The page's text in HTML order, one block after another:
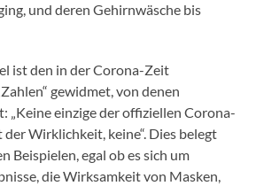
und deren Gehirnwäsche bis
ist den in der Corona-Zeit
gewidmet, von denen
„Keine einzige der offiziellen Corona-
Wirklichkeit, keine“. Dies belegt
Beispielen, egal ob es sich um
die Wirksamkeit von Masken,